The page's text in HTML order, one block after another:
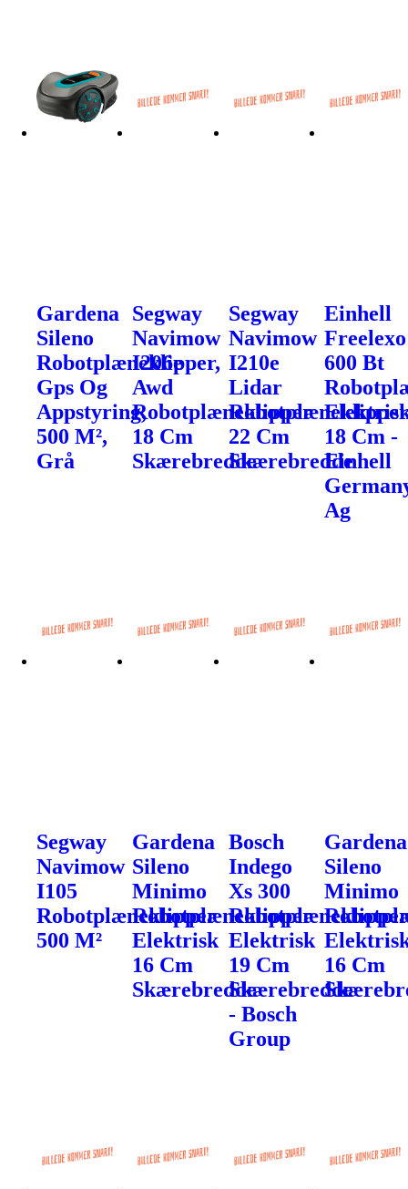
Gardena
Sileno
Robotplæneklipper,
Gps Og
Appstyring,
500 M²,
Grå
Segway
Navimow
I206e
Awd
Robotplæneklipper
18 Cm
Skærebredde
Segway
Navimow
I210e
Lidar
Robotplæneklipper
22 Cm
Skærebredde
Einhell
Freelexo
600 Bt
18 Cm -
Einhell
Ag
Segway
Navimow
I105
Robotplæneklipper
500 M²
Gardena
Sileno
Minimo
Robotplæneklipper
Elektrisk
16 Cm
Skærebredde
Bosch
Indego
Xs 300
Robotplæneklipper
Elektrisk
19 Cm
Skærebredde
- Bosch
Group
Gardena
Sileno
Minimo
16 Cm